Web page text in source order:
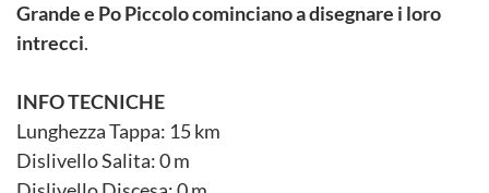
Grande e Po Piccolo cominciano a disegnare i loro
intrecci.
INFO TECNICHE
Lunghezza Tappa: 15 km
Dislivello Salita: 0 m